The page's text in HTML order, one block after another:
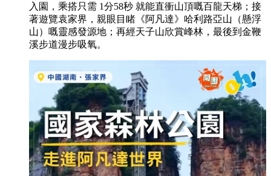
入園，乘搭只需 1分58秒 就能直衝山頂嘅百龍天梯；接
著遊覽袁家界，親眼目睹《阿凡達》哈利路亞山（懸浮
山）嘅靈感發源地；再經天子山欣賞峰林，最後到金鞭
溪步道漫步吸氧。